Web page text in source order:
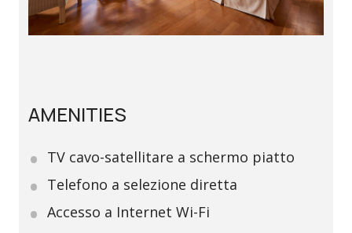
AMENITIES
TV cavo-satellitare a schermo piatto
Telefono a selezione diretta
Accesso a Internet Wi-Fi